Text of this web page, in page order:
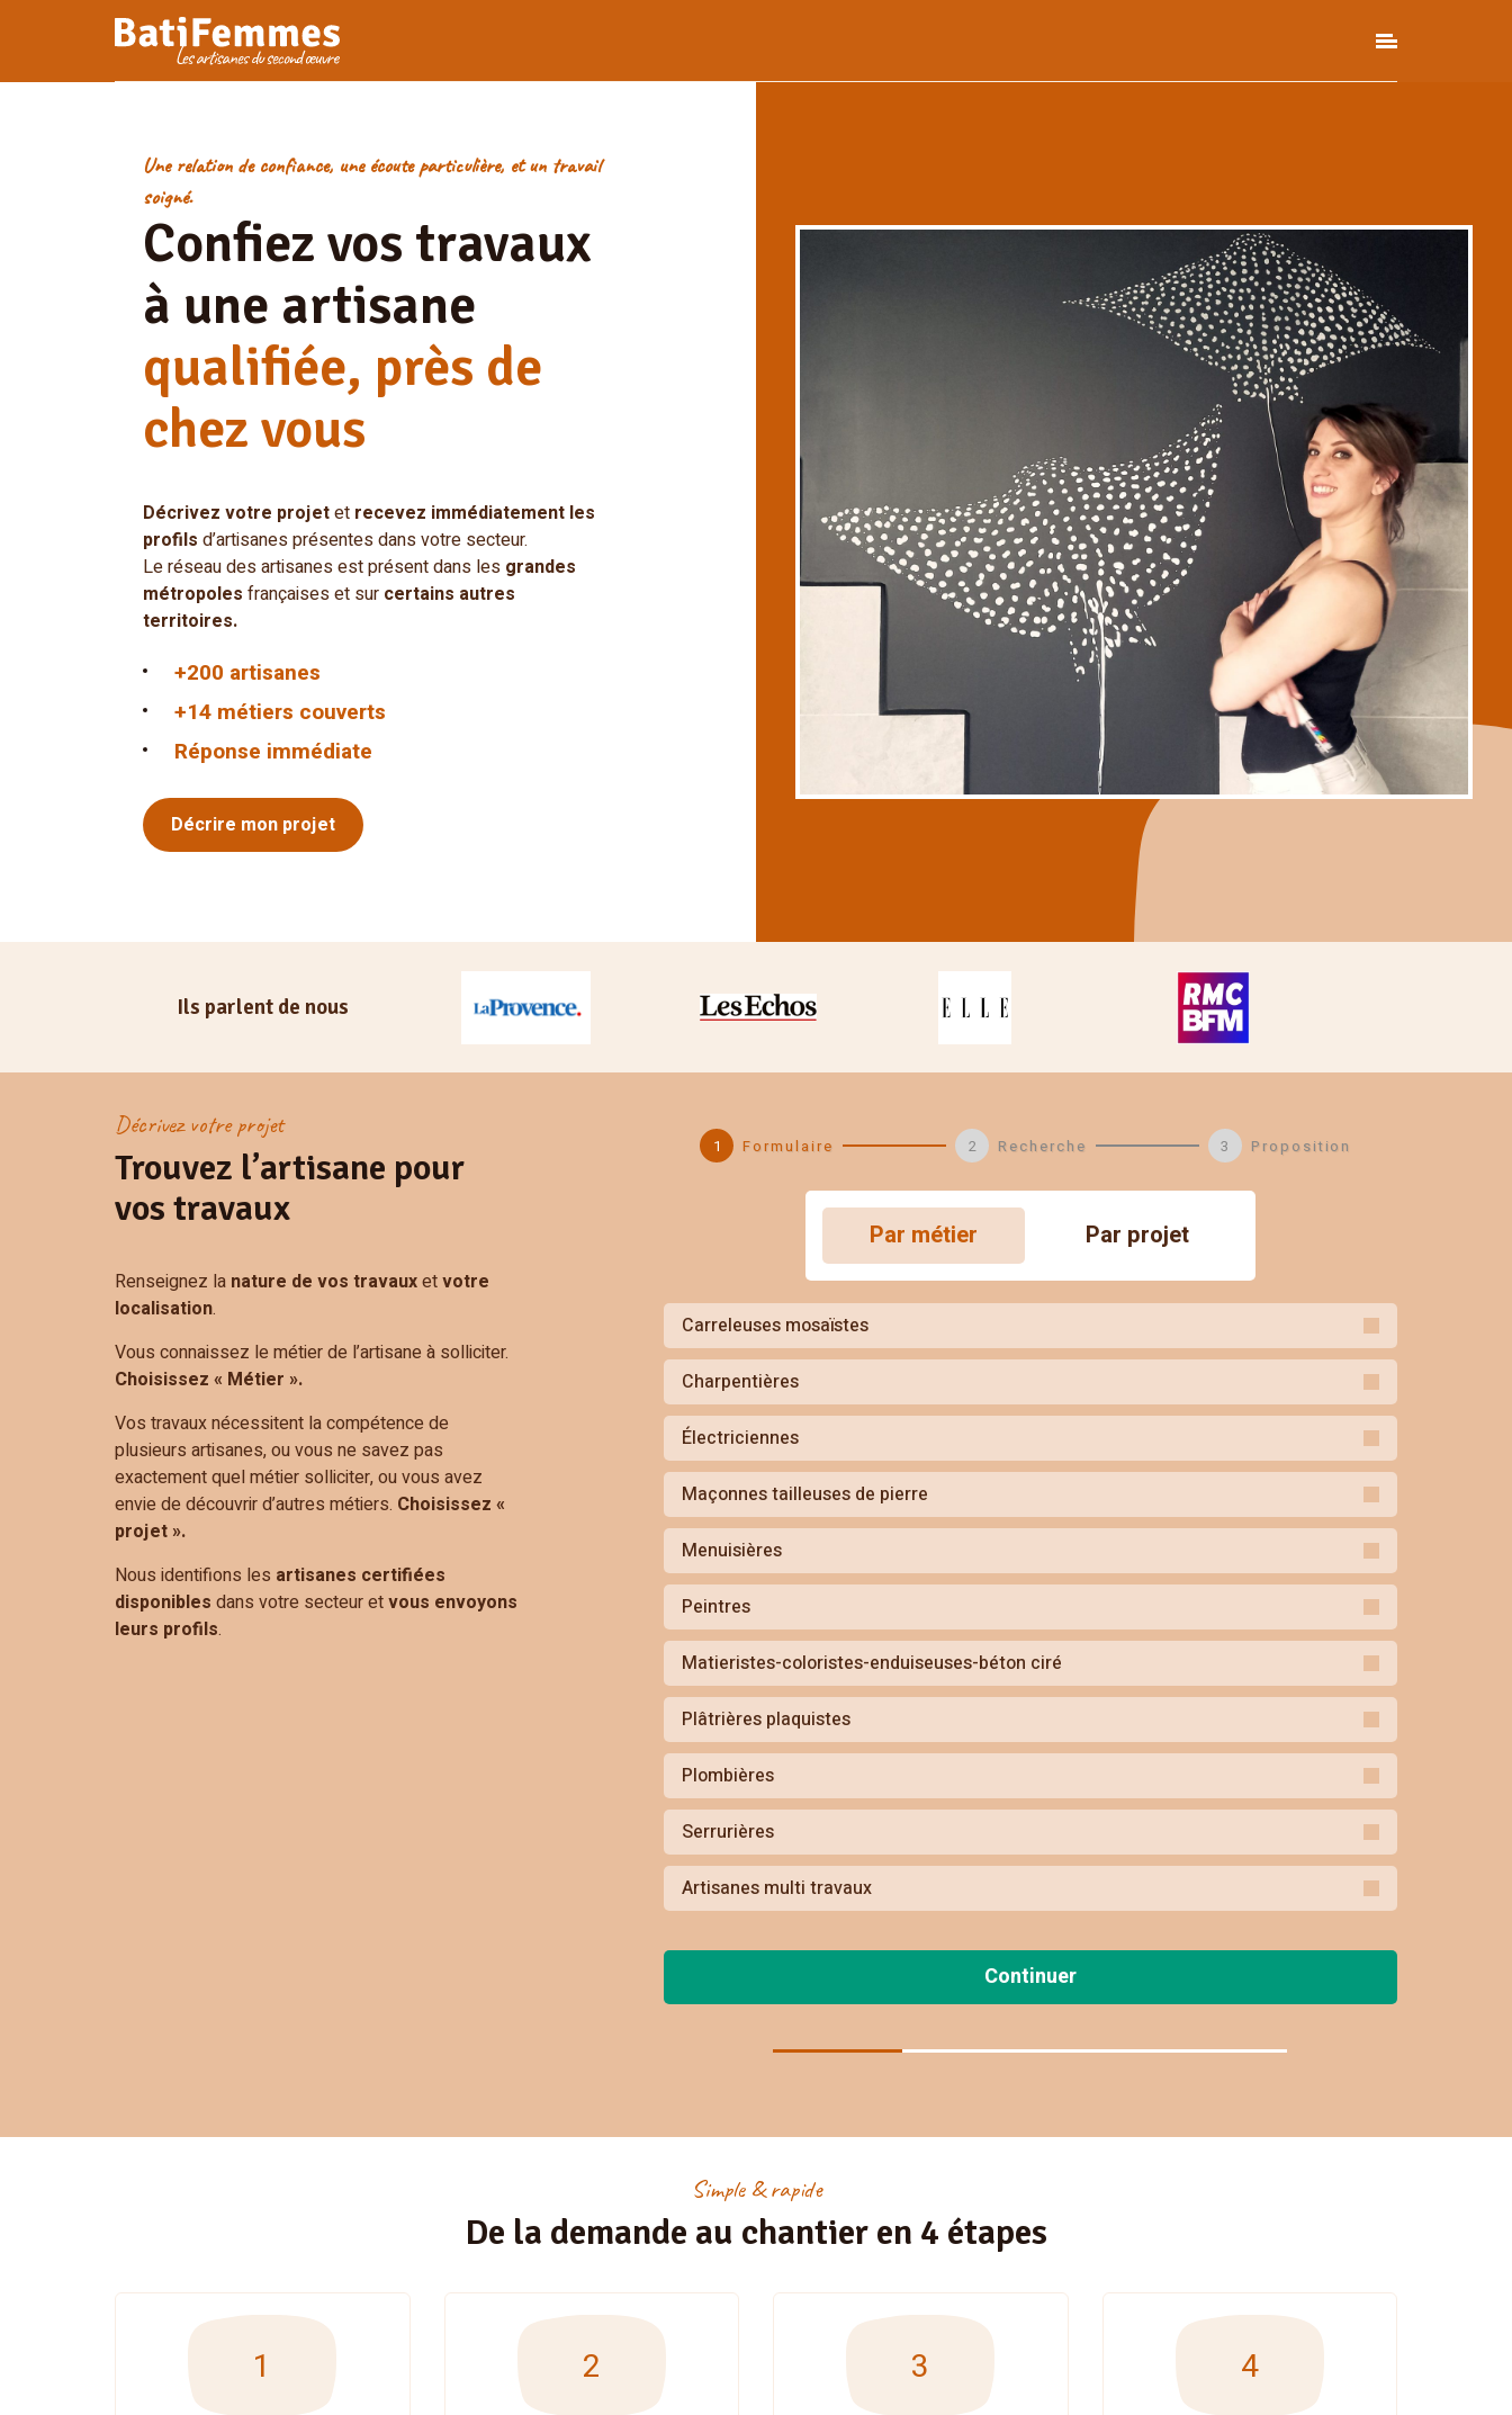
Je certifie avoir pris connaissance des modalités d’inscription desconditions générales d'utilisationet déclare les accepter. Vos données
Une relation de confiance, une écoute particulière, et un travail
soigné.
Confiez vos travaux
à une artisane
qualifiée, près de
chez vous
Décrivez votre projetet recevez immédiatement les
profils d’artisanes présentes dans votre secteur.
Le réseau des artisanes est présent dans les grandes
métropoles françaises et sur certains autres
territoires.
+200 artisanes
+14 métiers couverts
Réponse immédiate
Décrire mon projet
Ils parlent de nous
Trouvez l’artisane pour
vos travaux
Décrivez votre projet
Renseignez la nature de vos travauxetvotre
localisation.
Vous connaissez le métier de l’artisane à solliciter.
Choisissez « Métier ».
Vos travaux nécessitent la compétence de
plusieurs artisanes, ou vous ne savez pas
exactement quel métier solliciter, ou vous avez
envie de découvrir d’autres métiers. Choisissez «
projet ».
Nous identifions les artisanes certifiées
disponibles dans votre secteur etvous envoyons
leurs profils.
Formulaire Recherche Proposition
Par métier Par projet
Carreleuses mosaïstes
Charpentières
Électriciennes
Maçonnes tailleuses de pierre
Menuisières
Peintres
Matieristes-coloristes-enduiseuses-béton ciré
Plâtrières plaquistes
Plombières
Serrurières
Artisanes multi travaux
Continuer
De la demande au chantier en 4 étapes
Simple & rapide
1 2 3 4